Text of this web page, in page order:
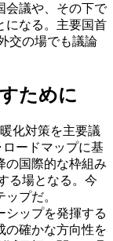
会議や、その下で
になる。主要国首
交の場でも議論
ために
化対策を主要議
ードマップに基
の国際的な枠組み
る場となる。今
プだ。
ップを発揮する
の確かな方向性を